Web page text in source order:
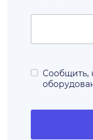
Сообщить,